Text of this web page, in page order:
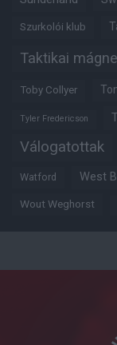
Szurkolói klub
Taktikai
Toby Collyer
Tyler Fredericson
Válogatottak
Watford West
Wout Weghorst